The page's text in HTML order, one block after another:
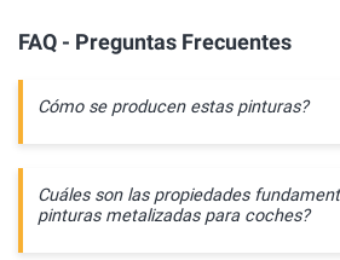
FAQ - Preguntas Frecuentes
Cómo se producen estas pinturas?
Cuáles son las propiedades
pinturas metalizadas para coches?